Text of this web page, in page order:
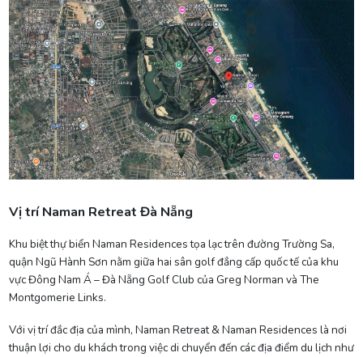
Vị trí Naman Retreat Đà Nẵng
Khu biệt thự biển Naman Residences tọa lạc trên đường Trường Sa,
quận Ngũ Hành Sơn nằm giữa hai sân golf đẳng cấp quốc tế của khu
vực Đông Nam Á – Đà Nẵng Golf Club của Greg Norman và The
Montgomerie Links.
Với vị trí đắc địa của mình, Naman Retreat & Naman Residences là nơi
thuận lợi cho du khách trong việc di chuyển đến các địa điểm du lịch như